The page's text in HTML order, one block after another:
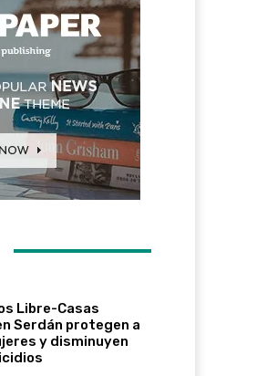
Libre-Casas
Serdán protegen a
y disminuyen